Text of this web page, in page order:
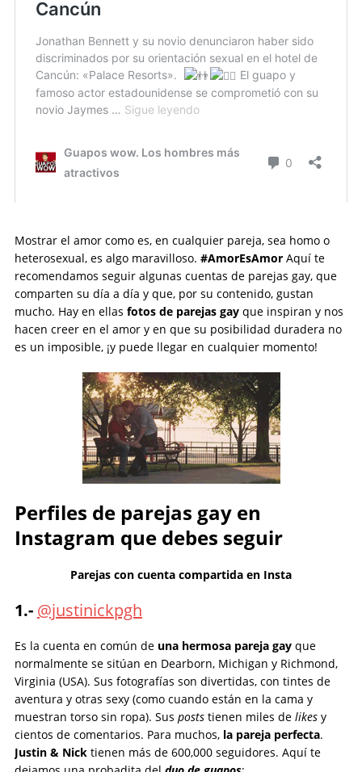
Mostrar el amor como es, en cualquier pareja, sea homo o
heterosexual, es algo maravilloso. #AmorEsAmorAquí te
recomendamos seguir algunas cuentas de parejas gay, que
comparten su día a día y que, por su contenido, gustan
mucho. Hay en ellas fotos de parejas gayque inspiran y nos
hacen creer en el amor y en que su posibilidad duradera no
es un imposible, ¡y puede llegar en cualquier momento!
Perfiles de parejas gay en
Instagram que debes seguir
Parejas con cuenta compartida en Insta
1.- @justinickpgh
Es la cuenta en común deuna hermosa pareja gayque
normalmente se sitúan en Dearborn, Michigan y Richmond,
Virginia (USA). Sus fotografías son divertidas, con tintes de
aventura y otras sexy (como cuando están en la cama y
muestran torso sin ropa). Sus poststienen miles de likesy
cientos de comentarios. Para muchos, la pareja perfecta.
Justin & Nicktienen más de 600,000 seguidores. Aquí te